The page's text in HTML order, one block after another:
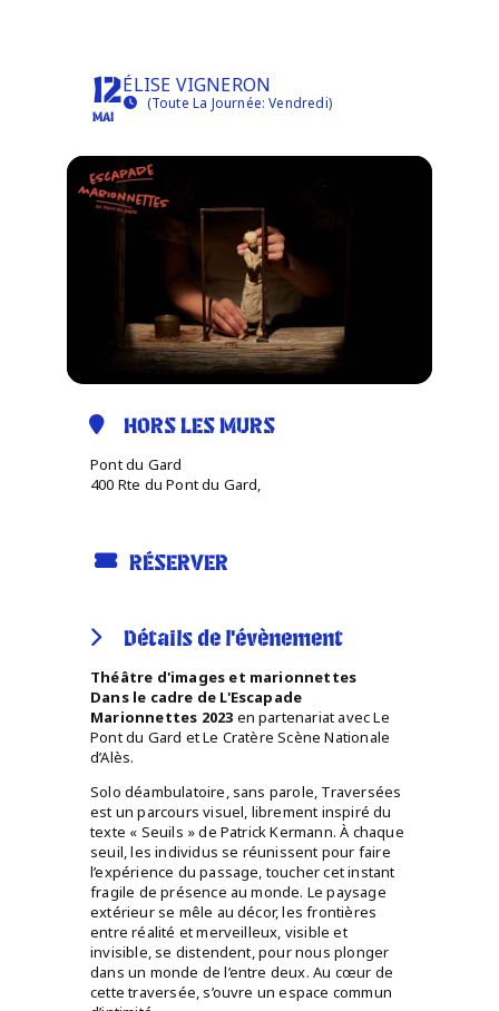
12
MAI
ÉLISE VIGNERON
(Toute La Journée: Vendredi)
HORS LES MURS
Pont du Gard
400 Rte du Pont du Gard,
RÉSERVER
Détails de l'évènement
Théâtre d'images et marionnettes
Dans le cadre de L'Escapade
Marionnettes 2023 en partenariat avec Le
Pont du Gard et Le Cratère Scène Nationale
d’Alès.
Solo déambulatoire, sans parole, Traversées
est un parcours visuel, librement inspiré du
texte « Seuils » de Patrick Kermann. À chaque
seuil, les individus se réunissent pour faire
l’expérience du passage, toucher cet instant
fragile de présence au monde. Le paysage
extérieur se mêle au décor, les frontières
entre réalité et merveilleux, visible et
invisible, se distendent, pour nous plonger
dans un monde de l’entre deux. Au cœur de
cette traversée, s’ouvre un espace commun